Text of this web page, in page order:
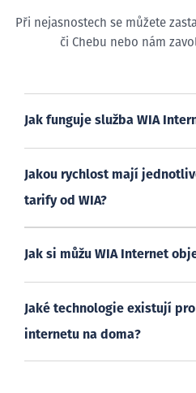
Při nejasnostech se můžete
či Chebu nebo nám
Jak funguje služba WIA
Jakou rychlost mají
tarify od WIA?
Jak si můžu WIA Internet
Jaké technologie existují
internetu na doma?